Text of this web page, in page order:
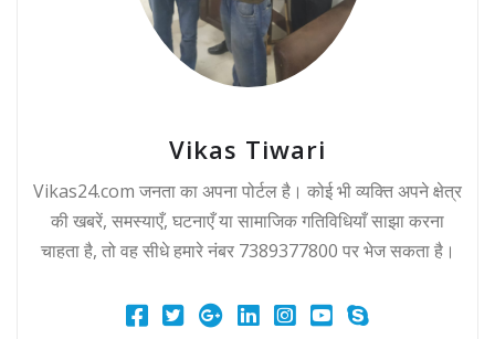
Vikas Tiwari
Vikas24.com जनता का अपना पोर्टल है। कोई भी व्यक्ति अपने क्षेत्र
की खबरें, समस्याएँ, घटनाएँ या सामाजिक गतिविधियाँ साझा करना
चाहता है, तो वह सीधे हमारे नंबर 7389377800 पर भेज सकता है।